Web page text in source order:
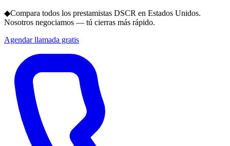
◆Compara todos los prestamistas DSCR en Estados Unidos.
Nosotros negociamos — tú cierras más rápido.
Agendar llamada gratis